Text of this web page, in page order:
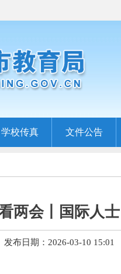
学校传真 文件公告
两会丨国际人
发布日期：2026-03-10 15:01